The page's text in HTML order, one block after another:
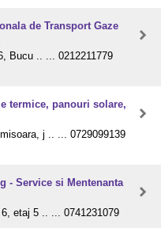
de Transport Gaze
Bucu .. ... 0212211779
termice, panouri solare,
j .. ... 0729099139
- Service si Mentenanta
etaj 5 .. ... 0741231079